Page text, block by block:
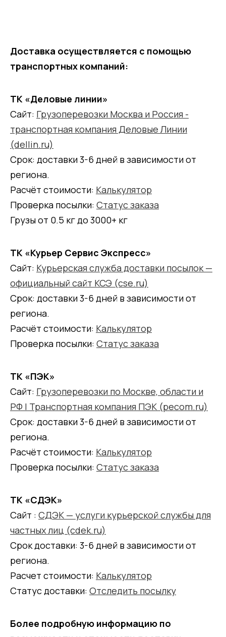
Доставка осуществляется с помощью
транспортных компаний:
ТК «Деловые линии»
Сайт: Грузоперевозки Москва и Россия -
транспортная компания Деловые Линии
(dellin.ru)
Срок: доставки 3-6 дней в зависимости от
региона.
Расчёт стоимости: Калькулятор
Проверка посылки: Статус заказа
Грузы от 0.5 кг до 3000+ кг
ТК «Курьер Сервис Экспресс»
Сайт: Курьерская служба доставки посылок —
официальный сайт КСЭ (cse.ru)
Срок: доставки 3-6 дней в зависимости от
региона.
Расчёт стоимости: Калькулятор
Проверка посылки: Статус заказа
ТК «ПЭК»
Сайт: Грузоперевозки по Москве, области и
РФ | Транспортная компания ПЭК (pecom.ru)
Срок: доставки 3-6 дней в зависимости от
региона.
Расчёт стоимости: Калькулятор
Проверка посылки: Статус заказа
ТК «СДЭК»
Сайт : СДЭК — услуги курьерской службы для
частных лиц (cdek.ru)
Срок доставки: 3-6 дней в зависимости от
региона.
Расчет стоимости: Калькулятор
Статус доставки: Отследить посылку
Более подробную информацию по